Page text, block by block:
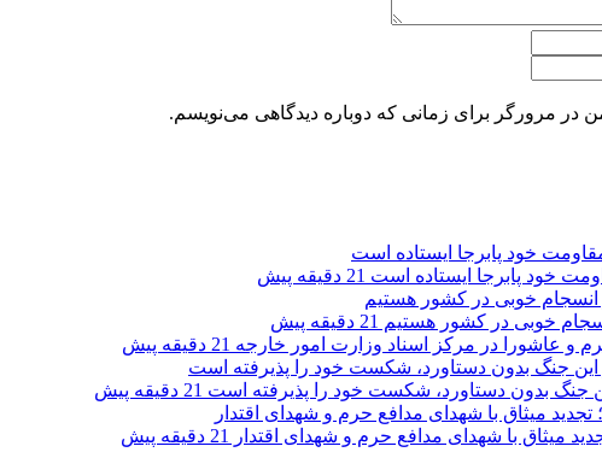
در مرورگر برای زمانی که دوباره دیدگاهی می‌نویسم.
خود پابرجا ایستاده است 21 دقیقه پیش
خوبی در کشور هستیم 21 دقیقه پیش
و عاشورا در مرکز اسناد وزارت امور خارجه 21 دقیقه پیش
جنگ بدون دستاورد، شکست خود را پذیرفته است 21 دقیقه پیش
میثاق با شهدای مدافع حرم و شهدای اقتدار 21 دقیقه پیش